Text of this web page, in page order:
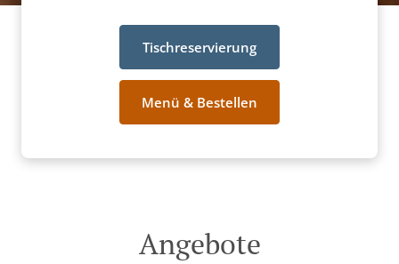
Tischreservierung
Menü & Bestellen
Angebote